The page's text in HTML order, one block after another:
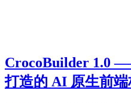
CrocoBuilder 1.0
打造的 AI 原生前